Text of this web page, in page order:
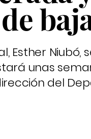
Esther Niubó,
unas
del